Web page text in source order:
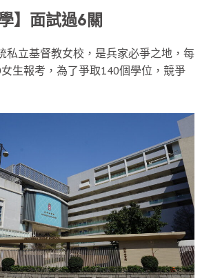
】面試過6關
私立基督教女校，是兵家必爭之地，每
生報考，為了爭取140個學位，競爭